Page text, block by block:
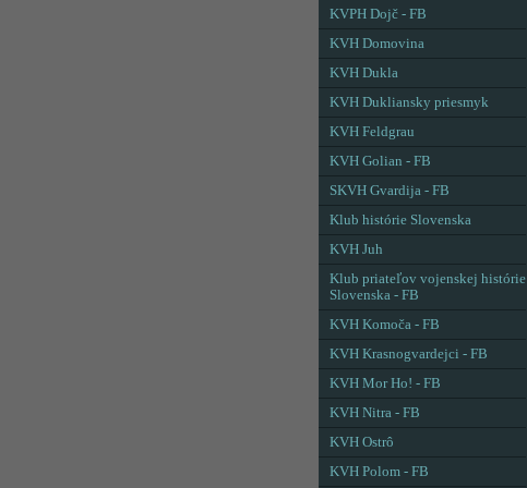
KVPH Dojč - FB
KVH Domovina
KVH Dukla
KVH Dukliansky priesmyk
KVH Feldgrau
KVH Golian - FB
SKVH Gvardija - FB
Klub histórie Slovenska
KVH Juh
Klub priateľov vojenskej histórie
Slovenska - FB
KVH Komoča - FB
KVH Krasnogvardejci - FB
KVH Mor Ho! - FB
KVH Nitra - FB
KVH Ostrô
KVH Polom - FB